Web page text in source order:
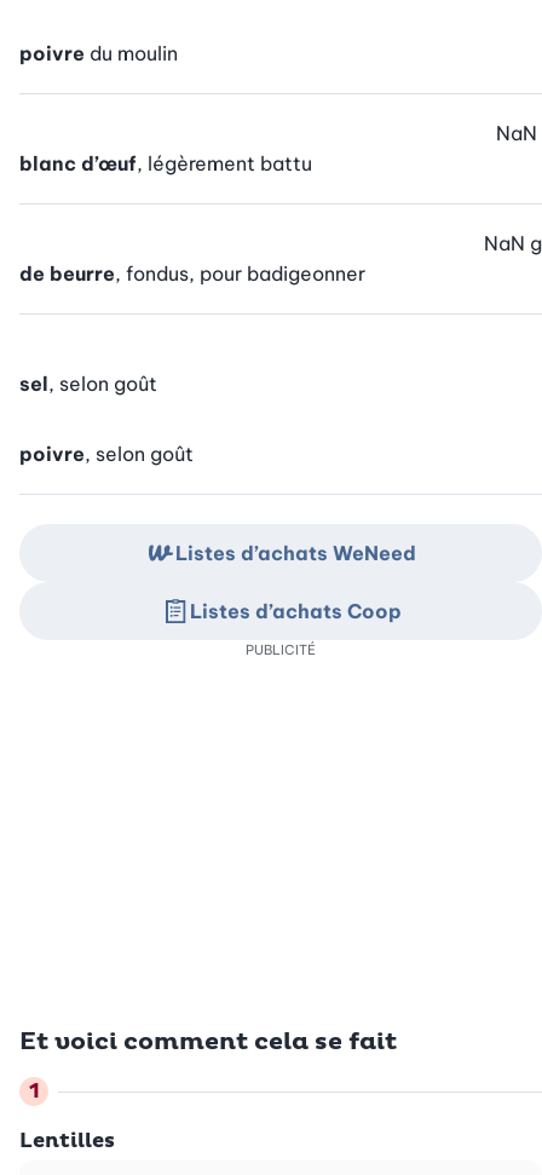
poivre du moulin
blanc d’œuf, légèrement battu
NaN
de beurre, fondus, pour badigeonner
NaN g
sel, selon goût
poivre, selon goût
Et voici comment cela se fait
Lentilles
Listes d’achats WeNeed
Listes d’achats Coop
PUBLICITÉ